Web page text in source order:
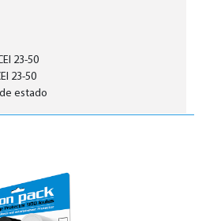
23-50
23-50
estado